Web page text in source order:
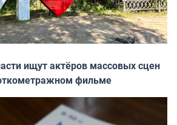
ищут актёров массовых сцен
фильме